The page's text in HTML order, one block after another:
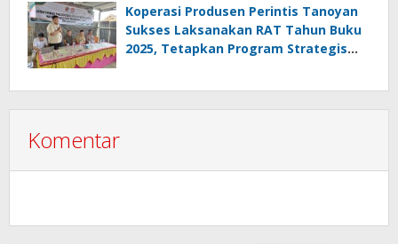
Melanggar Aturan”
Koperasi Produsen Perintis Tanoyan
Sukses Laksanakan RAT Tahun Buku
2025, Tetapkan Program Strategis
Komentar